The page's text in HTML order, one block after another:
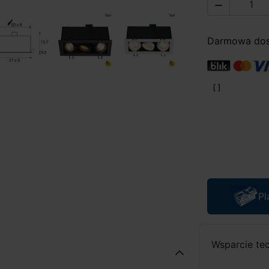

Darmowa
Wsparcie